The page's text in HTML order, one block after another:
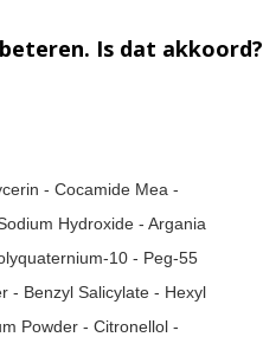
in op de hoofdhuid.
- Cocamide Mea -
Hydroxide - Argania
10 - Peg-55
- Benzyl Salicylate - Hexyl
Powder - Citronellol -
Is dat akkoord?